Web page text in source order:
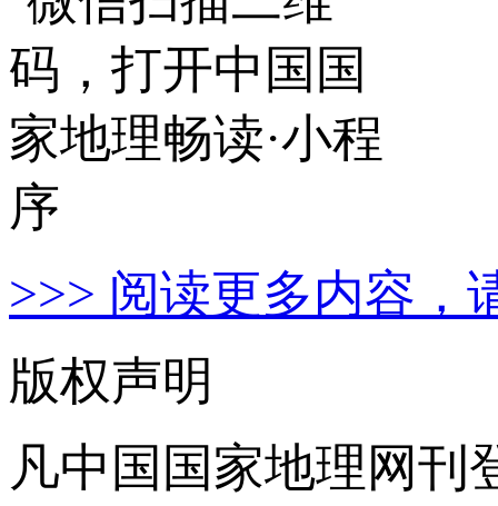
>>> 阅读更多内容，
版权声明
凡中国国家地理网刊